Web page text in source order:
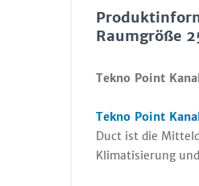
Raumgröße
Tekno Point
Tekno Point
Duct ist die
Klimatisierung